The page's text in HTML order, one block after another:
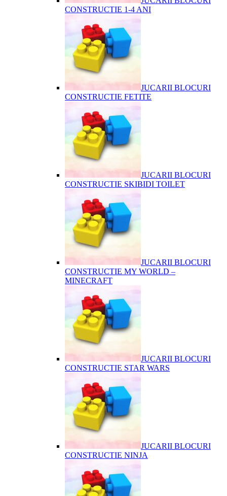
CONSTRUCTIE 1-4 ANI
JUCARII BLOCURI
CONSTRUCTIE FETITE
JUCARII BLOCURI
CONSTRUCTIE SKIBIDI TOILET
JUCARII BLOCURI
CONSTRUCTIE MY WORLD –
MINECRAFT
JUCARII BLOCURI
CONSTRUCTIE STAR WARS
JUCARII BLOCURI
CONSTRUCTIE NINJA